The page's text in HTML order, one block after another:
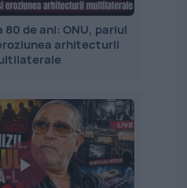
80 de ani: ONU, pariul
arhitecturii